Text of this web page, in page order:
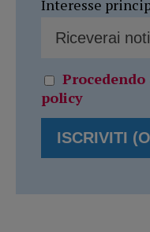
Interesse
policy